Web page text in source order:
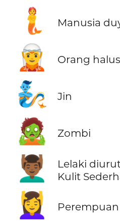
🧜 Manusia
🧝 Orang halus
🧞 Jin
🧟 Zombi
💆🏾‍♂️
Lelaki
Kulit
💆‍♀️